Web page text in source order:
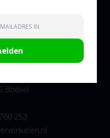
Boekel
253